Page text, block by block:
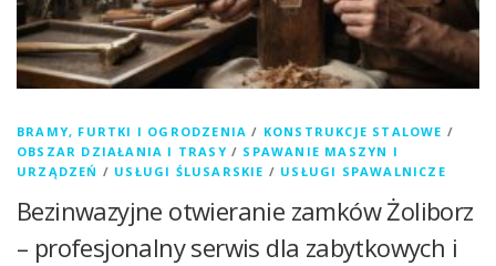
BRAMY, FURTKI I OGRODZENIA / KONSTRUKCJE STALOWE /
OBSZAR DZIAŁANIA I TRASY / SPAWANIE MASZYN I
URZĄDZEŃ / USŁUGI ŚLUSARSKIE / USŁUGI SPAWALNICZE
Bezinwazyjne otwieranie zamków Żoliborz
– profesjonalny serwis dla zabytkowych i